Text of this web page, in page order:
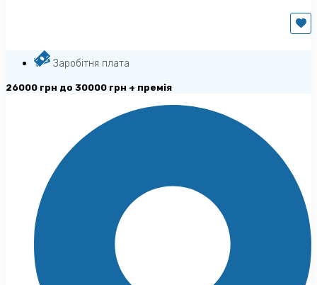
Заробітня плата
26000 грн до 30000 грн + премія